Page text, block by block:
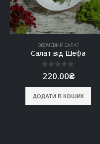
ОВОЧЕВИЙ САЛАТ
Салат від Шефа
0out of 5
220.00₴
ДОДАТИ В КОШИК